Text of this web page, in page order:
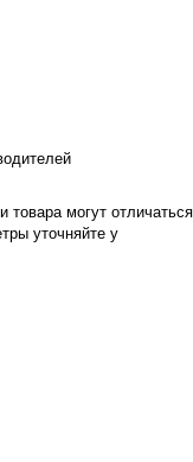
товара могут отличаться
уточняйте у